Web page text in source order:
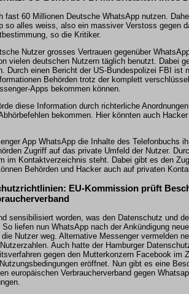
fast 60 Millionen Deutsche WhatsApp nutzen.
so alles weiss, also ein massiver Verstoss gegen
so die Kritiker.
Nutzer grosses Vertrauen gegenüber
vielen deutschen Nutzern täglich benutzt. Dabei
Durch einen Bericht der US-Bundespolizei FBI ist
Behörden trotz der komplett
Apps bekommen können.
diese Information durch richterliche
bekommen. Hier könnten auch
App WhatsApp die Inhalte des Telefonbuchs
Zugriff auf das private Umfeld der Nutzer.
im Kontaktverzeichnis steht. Dabei gibt es den
Behörden und Hacker auch auf privaten
EU-Kommission prüft
sensibilisiert worden, was den Datenschutz und
liefen nun WhatsApp nach der Ankündigung
Nutzer weg. Alternative Messenger vermelden
Auch hatte der Hamburger
gegen den Mutterkonzern Facebook im
eröffnet. Nun gibt es eine
europäischen Verbraucherverband gegen